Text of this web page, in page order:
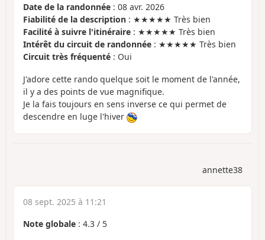
Date de la randonnée : 08 avr. 2026
Fiabilité de la description : ★★★★★ Très bien
Facilité à suivre l'itinéraire : ★★★★★ Très bien
Intérêt du circuit de randonnée : ★★★★★ Très bien
Circuit très fréquenté : Oui
J'adore cette rando quelque soit le moment de l'année,
il y a des points de vue magnifique.
Je la fais toujours en sens inverse ce qui permet de
descendre en luge l'hiver
annette38
08 sept. 2025 à 11:21
Note globale : 4.3 / 5